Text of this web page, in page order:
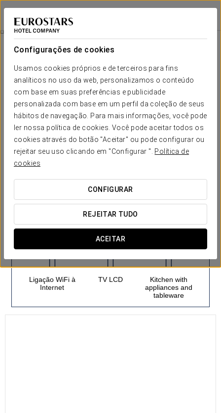
Configurações de cookies
Usamos cookies próprios e de terceiros para fins
analíticos no uso da web, personalizamos o conteúdo
com base em suas preferências e publicidade
personalizada com base em um perfil da coleção de seus
hábitos de navegação. Para mais informações, você pode
ler nossa política de cookies. Você pode aceitar todos os
cookies através do botão "Aceitar" ou pode configurar ou
rejeitar seu uso clicando em "Configurar ". Política de
cookies
CONFIGURAR
REJEITAR TUDO
ACEITAR
Apartamentos El Cid
BURGOS
Apartamentos
Apartamentos
O conforto e descanso que
necessita
Os Apartamentos El Cid possuem 11 acomodações acolhedoras
e funcionais, com um ou dois quartos. Cada unidade inclui uma
área de estar, cozinha e banheiro privativo. Seu charme é
realçado por vistas impressionantes do centro histórico de
Burgos.
Com mobília confortável e serviços de alta qualidade, esses
apartamentos oferecem um espaço amplo projetado para garantir
Ligação WiFi à
Internet
TV LCD
Kitchen with
appliances and
tableware